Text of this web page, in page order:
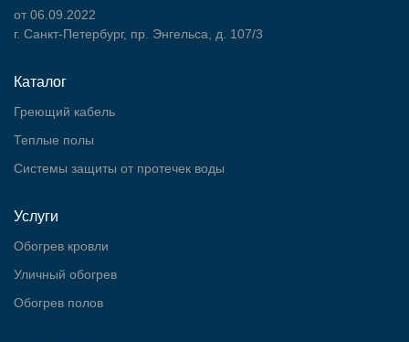
от 06.09.2022
г. Санкт-Петербург, пр. Энгельса, д. 107/3
Каталог
Греющий кабель
Теплые полы
Cистемы защиты от протечек воды
Услуги
Обогрев кровли
Уличный обогрев
Обогрев полов